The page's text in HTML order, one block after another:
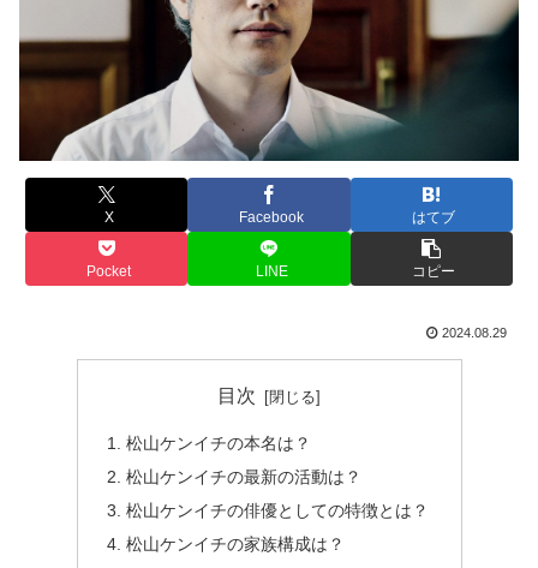
X Facebook はてブ
Pocket LINE コピー
2024.08.29
目次
松山ケンイチの本名は？
松山ケンイチの最新の活動は？
松山ケンイチの俳優としての特徴とは？
松山ケンイチの家族構成は？